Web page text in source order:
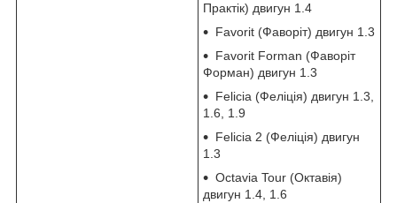
Практік) двигун 1.4
Favorit (Фаворіт) двигун 1.3
Favorit Forman (Фаворіт
Форман) двигун 1.3
Felicia (Феліція) двигун 1.3,
1.6, 1.9
Felicia 2 (Феліція) двигун
1.3
Octavia Tour (Октавія)
двигун 1.4, 1.6